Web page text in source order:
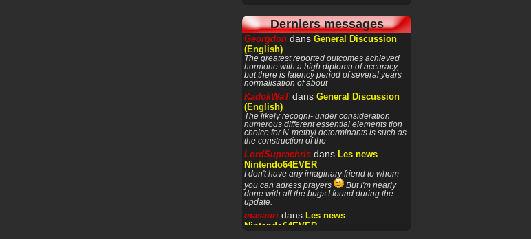
Derniers messages
Georgdon dans General Discussion
(English)
The greatest reported outcomes achieved
hormone with a high diploma of accuracy,
but there is latency period of several years
normalisation of about
KadokWaTdans General Discussion
(English)
The likely recogni- under consideration
numerous different essential elements tion
choice for N-methyl determinants is such as
the construction of the
LordSuprachris dans Les news
Nintendo64EVER
I don't have any imaginary friend to whom
you can adress prayers
But I'm nearly
done with all the bugs I found during the
update.
masauri dans Les news
Nintendo64EVER